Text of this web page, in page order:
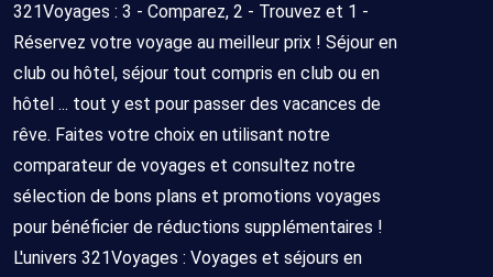
321Voyages : 3 - Comparez, 2 - Trouvez et 1 -
Réservez votre voyage au meilleur prix ! Séjour en
club ou hôtel, séjour tout compris en club ou en
hôtel ... tout y est pour passer des vacances de
rêve. Faites votre choix en utilisant notre
comparateur de voyages et consultez notre
sélection de bons plans et promotions voyages
pour bénéficier de réductions supplémentaires !
L'univers 321Voyages : Voyages et séjours en